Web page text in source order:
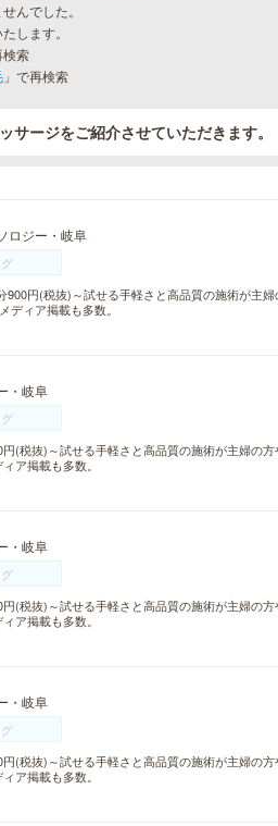
んでした。
します。
検索
」で再検索
ージをご紹介させていただきます。
ロジー・岐阜
900円(税抜)～試せる手軽さと高品質の施術が主
ィア掲載も多数。
・岐阜
(税抜)～試せる手軽さと高品質の施術が主婦の
ア掲載も多数。
・岐阜
(税抜)～試せる手軽さと高品質の施術が主婦の
ア掲載も多数。
・岐阜
(税抜)～試せる手軽さと高品質の施術が主婦の
ア掲載も多数。